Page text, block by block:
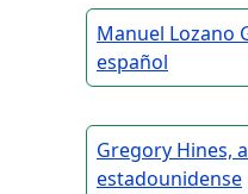
Manuel Lozano
español
Gregory Hines,
estadounidense